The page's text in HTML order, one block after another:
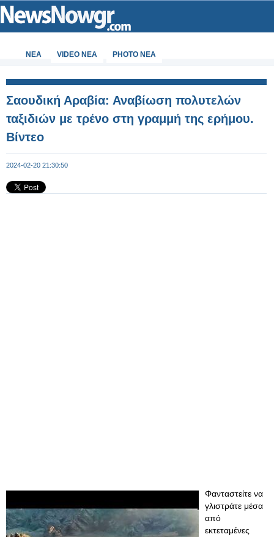
ΝΕΑ VIDEO NEA PHOTO NEA
Σαουδική Αραβία: Αναβίωση πολυτελών
ταξιδιών με τρένο στη γραμμή της ερήμου.
Βίντεο
2024-02-20 21:30:50
Φανταστείτε να
γλιστράτε μέσα
από
εκτεταμένες